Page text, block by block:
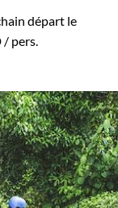
départ le
/ pers.